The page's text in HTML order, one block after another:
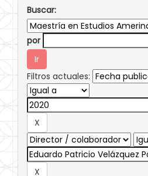
Buscar:
por
Filtros actuales: